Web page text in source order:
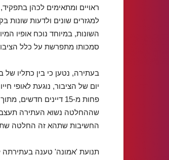
ראויים ומתאימים לכהן
למגזרים שונים ולדעות שונות
השונות, במיוחד נוכח אופיו
סמכותו מתפרשת על כלל
בעתירה, נטען כי בין כתליו
יום של הציבור, נוגעת לאופי
שההחלטה נשוא העתירה תעצב
החשיבות שתהא זה החלטה
תנועת 'אמונה' טענה בעתירתה